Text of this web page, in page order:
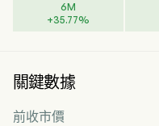
6M
+35.77%
關鍵數據
前收市價